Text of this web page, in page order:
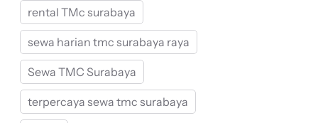
rental TMc surabaya
sewa harian tmc surabaya raya
Sewa TMC Surabaya
terpercaya sewa tmc surabaya